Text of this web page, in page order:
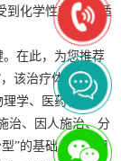
到化学性刺激等;适
在此，为您推荐
该治疗体系打破
理学、医药化学、
治、因人施治、分
”的基础上，运用